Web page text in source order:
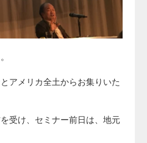
アメリカ全土からお集りいた
受け、セミナー前日は、地元